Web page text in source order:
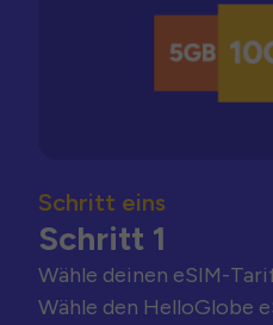
Schritt eins
Schritt 1
Wähle deinen eSIM-
Wähle den HelloGlobe